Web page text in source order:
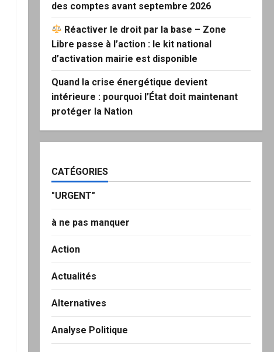
des comptes avant septembre 2026
Réactiver le droit par la base – Zone
Libre passe à l’action : le kit national
d’activation mairie est disponible
Quand la crise énergétique devient
intérieure : pourquoi l’État doit maintenant
protéger la Nation
CATÉGORIES
"URGENT"
à ne pas manquer
Action
Actualités
Alternatives
Analyse Politique